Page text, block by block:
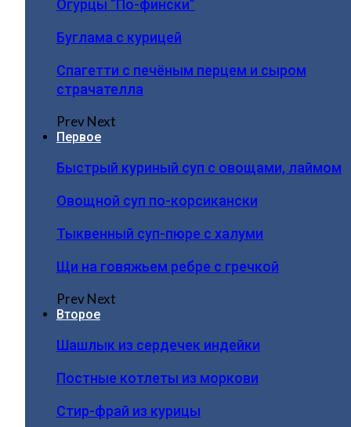
Огурцы “По-фински”
Буглама с курицей
Спагетти с печёным перцем и сыром
страчателла
PrevNext
Первое
Быстрый куриный суп с овощами, лаймом
Овощной суп по-корсикански
Тыквенный суп-пюре с халуми
Щи на говяжьем ребре с гречкой
PrevNext
Второе
Шашлык из сердечек индейки
Постные котлеты из моркови
Стир-фрай из курицы